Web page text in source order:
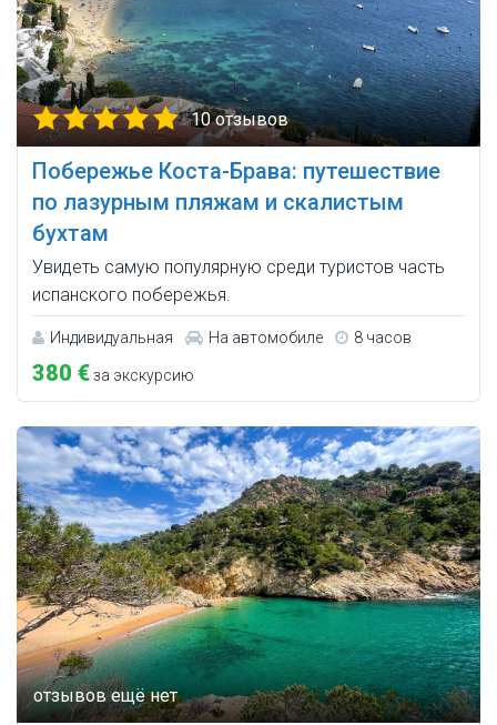
10 отзывов
Побережье Коста-Брава: путешествие
по лазурным пляжам и скалистым
бухтам
Увидеть самую популярную среди туристов часть
испанского побережья.
Индивидуальная На автомобиле 8 часов
380 €за экскурсию